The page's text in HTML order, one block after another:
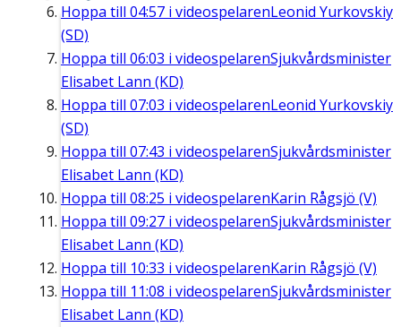
Hoppa till 04:57 i videospelarenLeonid Yurkovskiy
(SD)
Hoppa till 06:03 i videospelarenSjukvårdsminister
Elisabet Lann (KD)
Hoppa till 07:03 i videospelarenLeonid Yurkovskiy
(SD)
Hoppa till 07:43 i videospelarenSjukvårdsminister
Elisabet Lann (KD)
Hoppa till 08:25 i videospelarenKarin Rågsjö (V)
Hoppa till 09:27 i videospelarenSjukvårdsminister
Elisabet Lann (KD)
Hoppa till 10:33 i videospelarenKarin Rågsjö (V)
Hoppa till 11:08 i videospelarenSjukvårdsminister
Elisabet Lann (KD)